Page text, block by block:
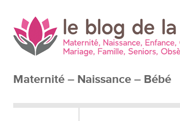
Maternité – Naissance – Bébé